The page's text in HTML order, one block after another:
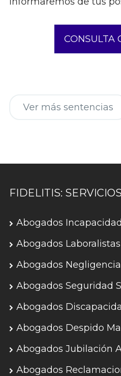
CONSULTA
Ver más sentencias
FIDELITIS:
Abogados
Abogados
Abogados
Abogados Seguridad
Abogados
Abogados Despido
Abogados Jubilación
Abogados